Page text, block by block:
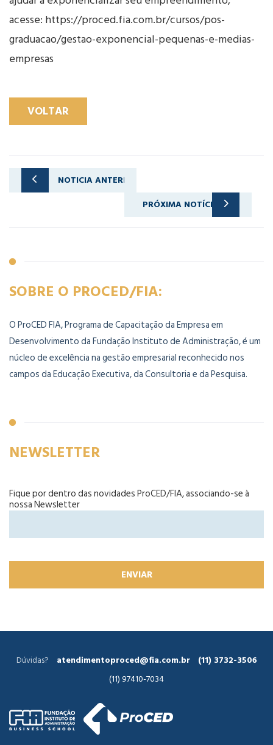
acesse: https://proced.fia.com.br/cursos/pos-
graduacao/gestao-exponencial-pequenas-e-medias-
empresas
VOLTAR
NOTICIA ANTERIOR
PRÓXIMA NOTÍCIA
SOBRE O PROCED/FIA:
O ProCED FIA, Programa de Capacitação da Empresa em
Desenvolvimento da Fundação Instituto de Administração, é um
núcleo de excelência na gestão empresarial reconhecido nos
campos da Educação Executiva, da Consultoria e da Pesquisa.
NEWSLETTER
Fique por dentro das novidades ProCED/FIA, associando-se à
nossa Newsletter
Dúvidas? atendimentoproced@fia.com.br
(11) 3732-3506
(11) 97410-7034